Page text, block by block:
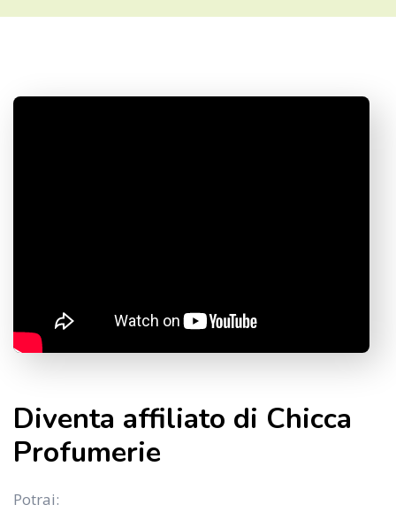
Diventa affiliato di Chicca
Profumerie
Potrai: